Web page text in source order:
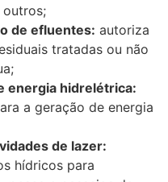
outros;
de efluentes: autoriza
tratadas ou não
energia hidrelétrica:
a geração de energia
de lazer:
hídricos para